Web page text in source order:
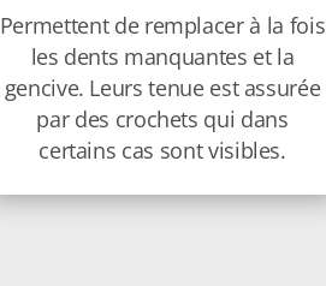
Permettent de remplacer à la fois
les dents manquantes et la
gencive. Leurs tenue est assurée
par des crochets qui dans
certains cas sont visibles.